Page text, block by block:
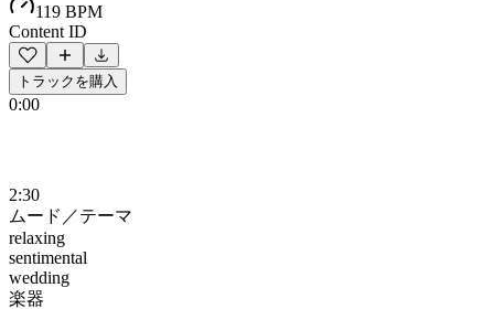
119 BPM
Content ID
トラックを購入
0:00
2:30
ムード／テーマ
relaxing
sentimental
wedding
楽器